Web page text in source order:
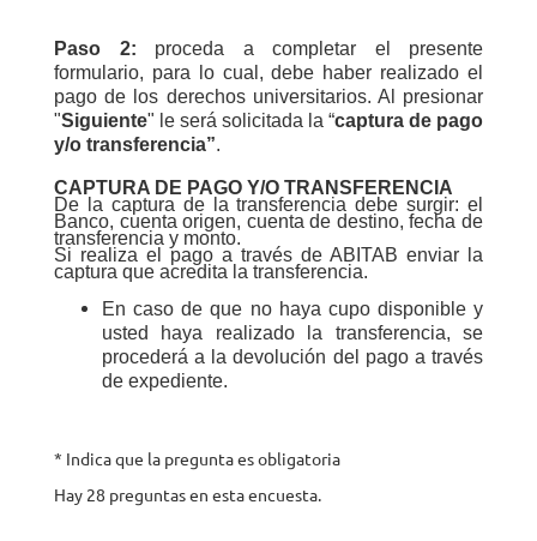
Paso 2: proceda a completar el presente
formulario, para lo cual, debe haber realizado el
pago de los derechos universitarios. Al presionar
"Siguiente" le será solicitada la “captura de pago
y/o transferencia”.
CAPTURA DE PAGO Y/O TRANSFERENCIA
De la captura de la transferencia debe surgir: el
Banco, cuenta origen, cuenta de destino, fecha de
transferencia y monto.
Si realiza el pago a través de ABITAB enviar la
captura que acredita la transferencia.
En caso de que no haya cupo disponible y
usted haya realizado la transferencia, se
procederá a la devolución del pago a través
de expediente.
* Indica que la pregunta es obligatoria
Hay 28 preguntas en esta encuesta.